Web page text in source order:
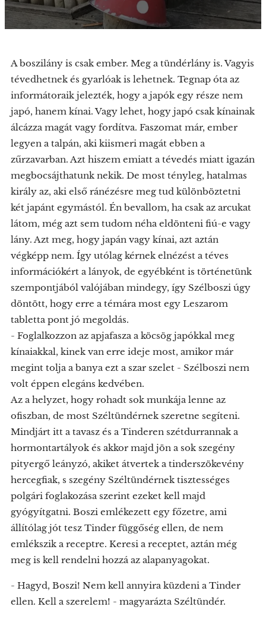
A boszilány is csak ember. Meg a tündérlány is. Vagyis
tévedhetnek és gyarlóak is lehetnek. Tegnap óta az
informátoraik jelezték, hogy a japók egy része nem
japó, hanem kínai. Vagy lehet, hogy japó csak kínainak
álcázza magát vagy fordítva. Faszomat már, ember
legyen a talpán, aki kiismeri magát ebben a
zűrzavarban. Azt hiszem emiatt a tévedés miatt igazán
megbocsájthatunk nekik. De most tényleg, hatalmas
király az, aki első ránézésre meg tud különböztetni
két japánt egymástól. Én bevallom, ha csak az arcukat
látom, még azt sem tudom néha eldönteni fiú-e vagy
lány. Azt meg, hogy japán vagy kínai, azt aztán
végképp nem. Így utólag kérnek elnézést a téves
információkért a lányok, de egyébként is történetünk
szempontjából valójában mindegy, így Szélboszi úgy
döntött, hogy erre a témára most egy Leszarom
tabletta pont jó megoldás.
- Foglalkozzon az apjafasza a köcsög japókkal meg
kínaiakkal, kinek van erre ideje most, amikor már
megint tolja a banya ezt a szar szelet - Szélboszi nem
volt éppen elegáns kedvében.
Az a helyzet, hogy rohadt sok munkája lenne az
ofiszban, de most Széltündérnek szeretne segíteni.
Mindjárt itt a tavasz és a Tinderen szétdurrannak a
hormontartályok és akkor majd jön a sok szegény
pityergő leányzó, akiket átvertek a tinderszökevény
hercegfiak, s szegény Széltündérnek tisztességes
polgári foglakozása szerint ezeket kell majd
gyógyítgatni. Boszi emlékezett egy főzetre, ami
állítólag jót tesz Tinder függőség ellen, de nem
emlékszik a receptre. Keresi a receptet, aztán még
meg is kell rendelni hozzá az alapanyagokat.
- Hagyd, Boszi! Nem kell annyira küzdeni a Tinder
ellen. Kell a szerelem! - magyarázta Széltündér.